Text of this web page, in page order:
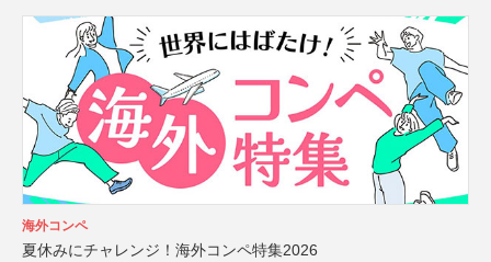
海外コンペ
夏休みにチャレンジ！海外コンペ特集2026